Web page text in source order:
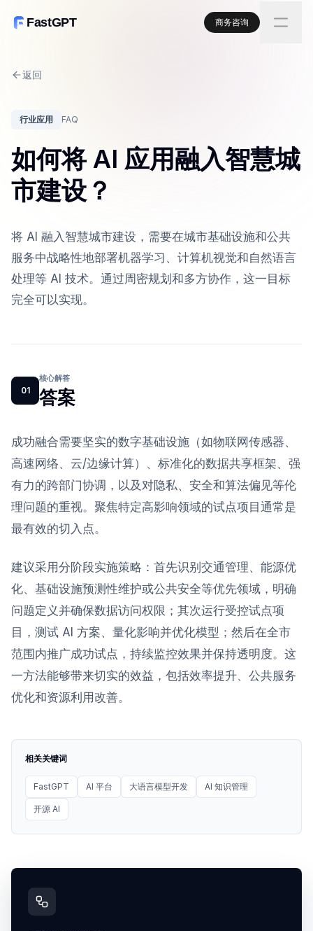
FastGPT 商务咨询
返回
行业应用 FAQ
如何将 AI 应用融入智慧城
市建设？
将 AI 融入智慧城市建设，需要在城市基础设施和公共
服务中战略性地部署机器学习、计算机视觉和自然语言
处理等 AI 技术。通过周密规划和多方协作，这一目标
完全可以实现。
01
核心解答
答案
成功融合需要坚实的数字基础设施（如物联网传感器、
高速网络、云/边缘计算）、标准化的数据共享框架、强
有力的跨部门协调，以及对隐私、安全和算法偏见等伦
理问题的重视。聚焦特定高影响领域的试点项目通常是
最有效的切入点。
建议采用分阶段实施策略：首先识别交通管理、能源优
化、基础设施预测性维护或公共安全等优先领域，明确
问题定义并确保数据访问权限；其次运行受控试点项
目，测试 AI 方案、量化影响并优化模型；然后在全市
范围内推广成功试点，持续监控效果并保持透明度。这
一方法能够带来切实的效益，包括效率提升、公共服务
优化和资源利用改善。
相关关键词
FastGPT AI 平台 大语言模型开发 AI 知识管理
开源 AI